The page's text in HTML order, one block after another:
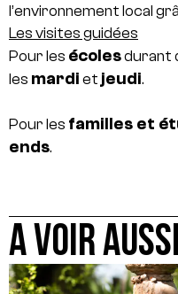
l’environnement local
Les visites guidées
Pour les écolesdurant
les mardi et jeudi.
Pour les familles et
ends.
A VOIR AUSSI